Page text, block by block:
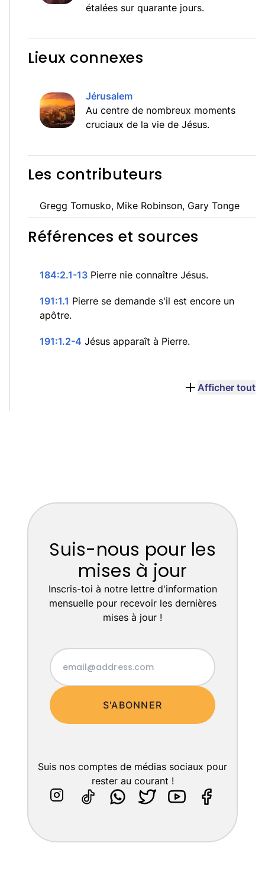
étalées sur quarante jours.
Lieux connexes
Jérusalem
Au centre de nombreux moments
cruciaux de la vie de Jésus.
Les contributeurs
Gregg Tomusko, Mike Robinson, Gary Tonge
Références et sources
184:2.1-13 Pierre nie connaître Jésus.
191:1.1 Pierre se demande s'il est encore un
apôtre.
191:1.2-4 Jésus apparaît à Pierre.
Afficher tout
Suis-nous pour les
mises à jour
Inscris-toi à notre lettre d'information
mensuelle pour recevoir les dernières
mises à jour !
S'ABONNER
Suis nos comptes de médias sociaux pour
rester au courant !